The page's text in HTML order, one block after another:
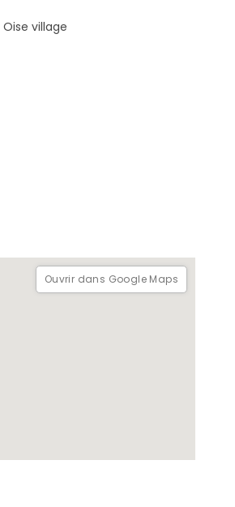
mieux comprendre quel
que vous devez être capable
pas à nous contacter et à
village
Ouvrir dans Google Maps